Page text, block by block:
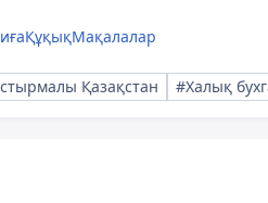
ҚұқықМақалалар
Қазақстан #Халық